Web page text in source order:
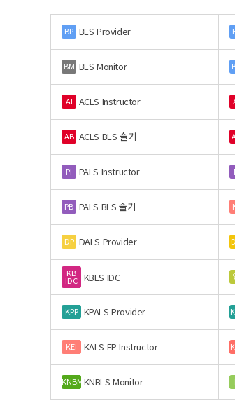
BP BLS Provider
BM BLS Monitor
AI ACLS Instructor
AB ACLS BLS 술기
PI PALS Instructor
PB PALS BLS 술기
DP DALS Provider
KB
IDC KBLS IDC
KPP KPALS Provider
KEI KALS EP Instructor
KNBM KNBLS Monitor